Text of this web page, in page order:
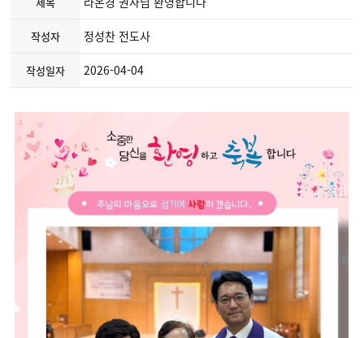
작성자 정성찬 전도사
작성일자 2026-04-04